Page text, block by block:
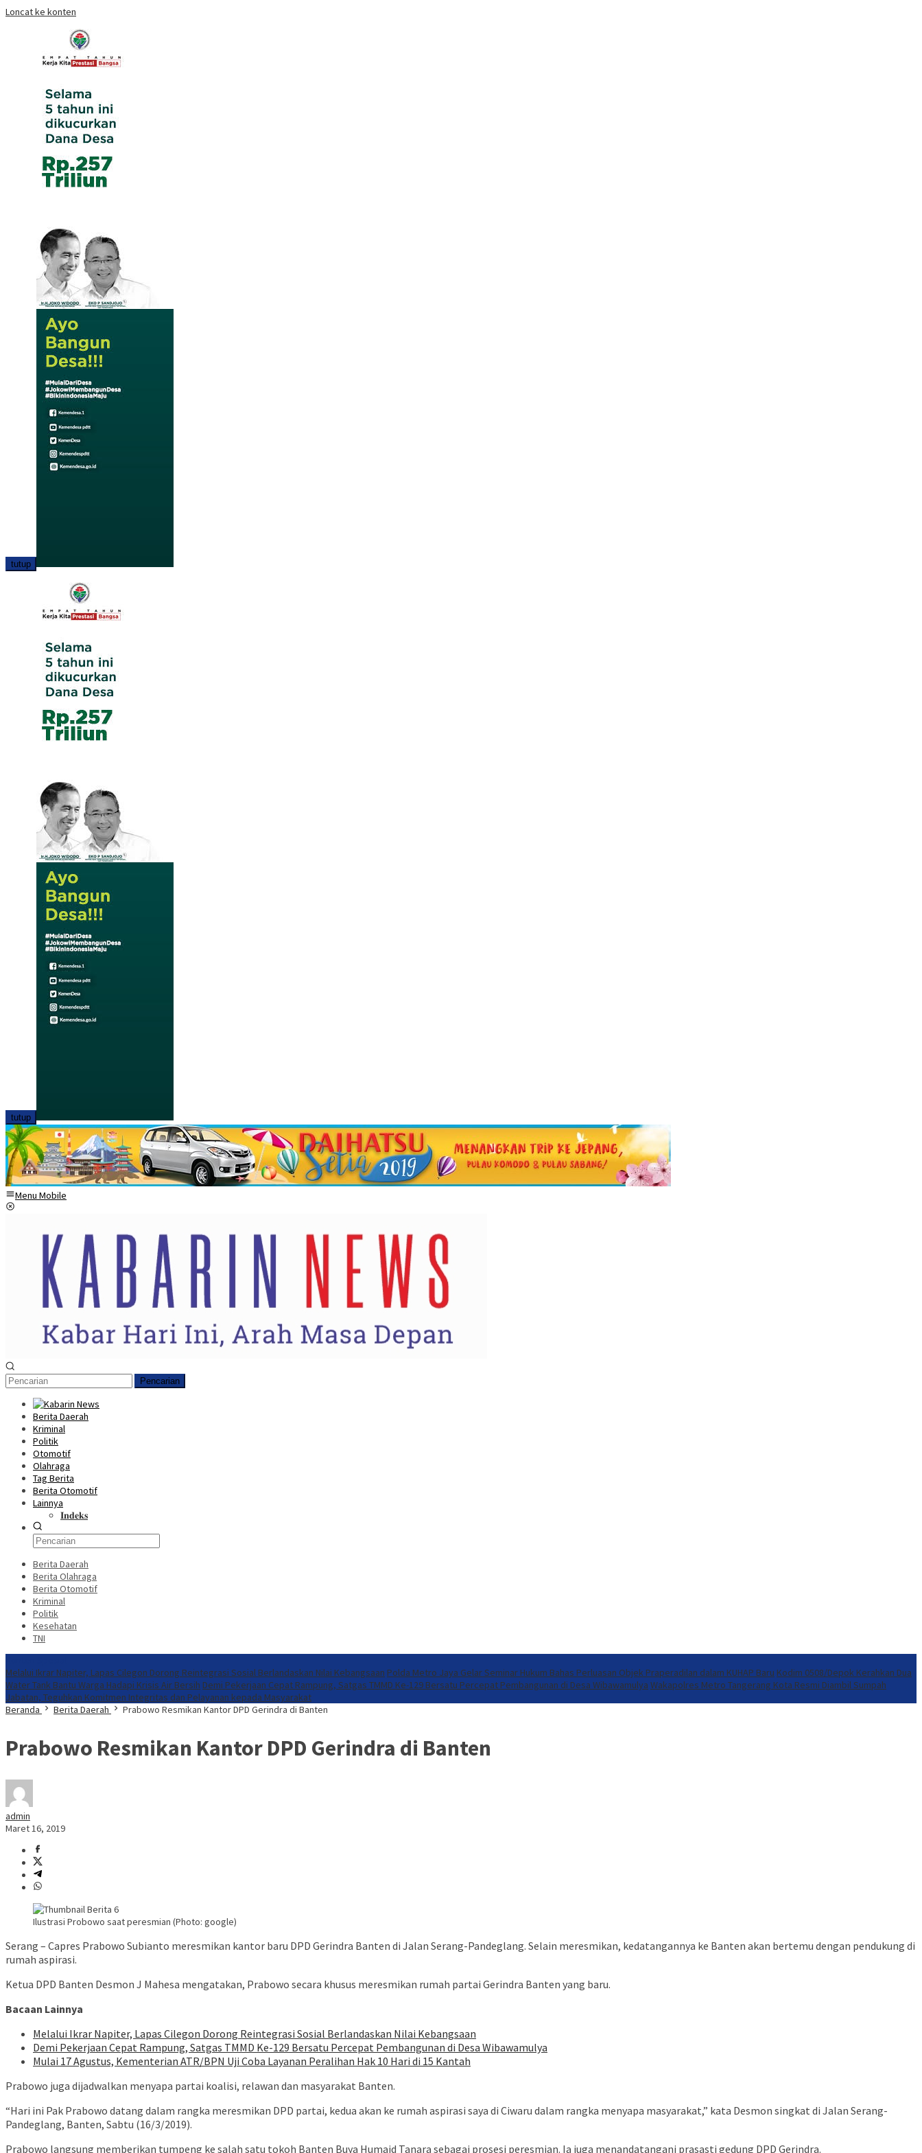
Loncat ke konten
tutup
tutup
Menu Mobile
Pencarian
Berita Daerah
Kriminal
Politik
Otomotif
Olahraga
Tag Berita
Berita Otomotif
Lainnya
𝐈𝐧𝐝𝐞𝐤𝐬
Berita Daerah
Berita Olahraga
Berita Otomotif
Kriminal
Politik
Kesehatan
TNI
Melalui Ikrar Napiter, Lapas Cilegon Dorong Reintegrasi Sosial Berlandaskan Nilai Kebangsaan Polda Metro Jaya Gelar Seminar Hukum Bahas Perluasan Objek Praperadilan dalam KUHAP Baru Kodim 0508/Depok Kerahkan Dua
Water Tank Bantu Warga Hadapi Krisis Air Bersih Demi Pekerjaan Cepat Rampung, Satgas TMMD Ke-129 Bersatu Percepat Pembangunan di Desa Wibawamulya Wakapolres Metro Tangerang Kota Resmi Diambil Sumpah
Jabatan, Teguhkan Komitmen Integritas dan Pelayanan kepada Masyarakat
Beranda
Berita Daerah Prabowo Resmikan Kantor DPD Gerindra di Banten
Prabowo Resmikan Kantor DPD Gerindra di Banten
admin
Maret 16, 2019
Ilustrasi Probowo saat peresmian (Photo: google)
Serang – Capres Prabowo Subianto meresmikan kantor baru DPD Gerindra Banten di Jalan Serang-Pandeglang. Selain meresmikan, kedatangannya ke Banten akan bertemu dengan pendukung di
rumah aspirasi.
Ketua DPD Banten Desmon J Mahesa mengatakan, Prabowo secara khusus meresmikan rumah partai Gerindra Banten yang baru.
Bacaan Lainnya
Melalui Ikrar Napiter, Lapas Cilegon Dorong Reintegrasi Sosial Berlandaskan Nilai Kebangsaan
Demi Pekerjaan Cepat Rampung, Satgas TMMD Ke-129 Bersatu Percepat Pembangunan di Desa Wibawamulya
Mulai 17 Agustus, Kementerian ATR/BPN Uji Coba Layanan Peralihan Hak 10 Hari di 15 Kantah
Prabowo juga dijadwalkan menyapa partai koalisi, relawan dan masyarakat Banten.
“Hari ini Pak Prabowo datang dalam rangka meresmikan DPD partai, kedua akan ke rumah aspirasi saya di Ciwaru dalam rangka menyapa masyarakat,” kata Desmon singkat di Jalan Serang-
Pandeglang, Banten, Sabtu (16/3/2019).
Prabowo langsung memberikan tumpeng ke salah satu tokoh Banten Buya Humaid Tanara sebagai prosesi peresmian. Ia juga menandatangani prasasti gedung DPD Gerindra.